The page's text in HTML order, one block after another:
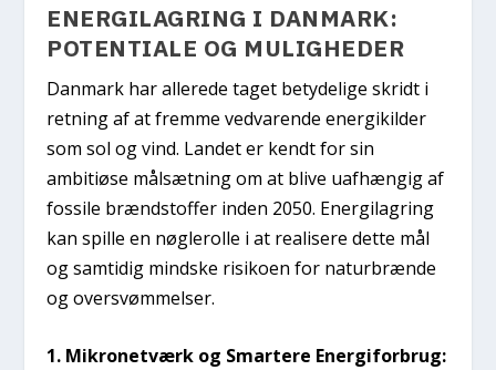
ENERGILAGRING I DANMARK:
POTENTIALE OG MULIGHEDER
Danmark har allerede taget betydelige skridt i
retning af at fremme vedvarende energikilder
som sol og vind. Landet er kendt for sin
ambitiøse målsætning om at blive uafhængig af
fossile brændstoffer inden 2050. Energilagring
kan spille en nøglerolle i at realisere dette mål
og samtidig mindske risikoen for naturbrænde
og oversvømmelser.
1. Mikronetværk og Smartere Energiforbrug: